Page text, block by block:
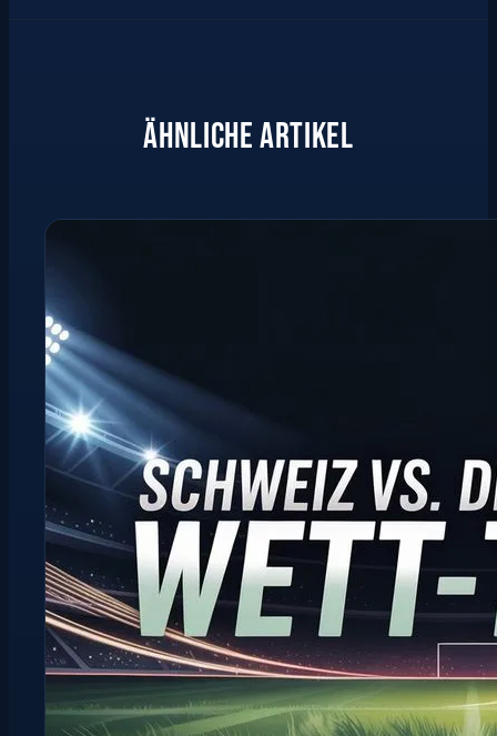
ÄHNLICHE ARTIKEL